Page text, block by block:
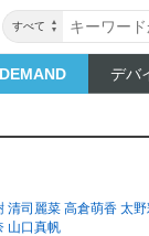
すべて
デバ
清司麗菜 高倉萌香 太
山口真帆